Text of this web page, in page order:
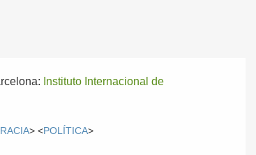
Instituto Internacional de
> <POLÍTICA>